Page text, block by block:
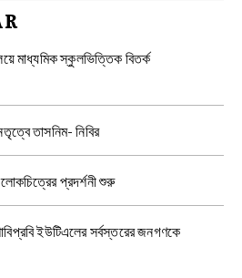
মাধ্যমিক স্কুলভিত্তিক বিতর্ক
তাসনিম- নিবির
প্রদর্শনী শুরু
ইউটিএলের সর্বস্তরের জনগণকে